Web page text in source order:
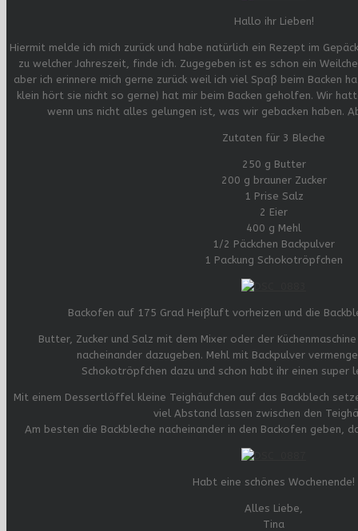
Hallo ihr Lieben!
Hiermit melde ich mich zurück und habe natürlich ein Rezept im
zu welcher Jahreszeit, finde ich. Zugegeben ist es schon ein
aber ich erinnere mich gerne zurück weil ich viel Spaß beim Backen
klein hört sie nicht so gerne) hat mir beim Backen geholfen. Wir
wenn uns nicht alles gelungen ist, was wir gebacken haben.
Zutaten für 3 Bleche
250 g Butter
200 g brauner Zucker
1 Prise Salz
2 Eier
400 g Mehl
1/2 Päckchen Backpulver
1 Packung Schokotröpfchen
Backofen auf 175 Grad Heißluft vorheizen und die
Butter, Zucker und Salz mit dem Mixer oder der
nacheinander dazugeben. Mehl mit Backpulver
Schokotröpfchen dazu und schon habt ihr einen super
Mit einem Dessertlöffel kleine Teighäufchen auf das Backblech
viel Abstand lassen zwischen den
Am besten die Backbleche nacheinander in den Backofen geben,
Habt eine schönes Wochenende!
Alles Liebe,
Tina